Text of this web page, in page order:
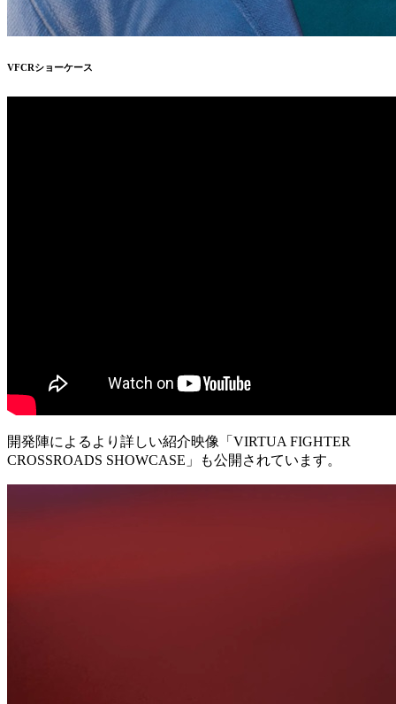
VFCRショーケース
開発陣によるより詳しい紹介映像「VIRTUA FIGHTER
CROSSROADS​ SHOWCASE」も公開されています。